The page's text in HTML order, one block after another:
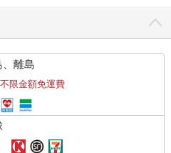
樣子餓肚子會長不高！」我拍了
又看了一眼放在我桌上的小冰
了，無底洞也沒救了。」
不會原諒妳！」說完我就往她身
旁一閃，讓我撲空，好在伸手矯
？」方琦然說完還自己笑了起
、離島
不限金額免運費